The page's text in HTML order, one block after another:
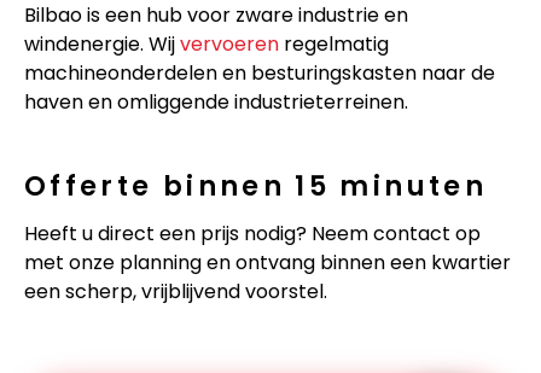
Bilbao is een hub voor zware industrie en
windenergie. Wijvervoeren regelmatig
machineonderdelen en besturingskasten naar de
haven en omliggende industrieterreinen.
Offerte binnen 15 minuten
Heeft u direct een prijs nodig? Neem contact op
met onze planning en ontvang binnen een kwartier
een scherp, vrijblijvend voorstel.